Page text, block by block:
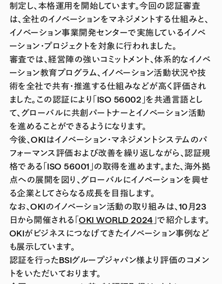
制定し、本格運用を開始しています。今回の認証審査
は、全社のイノベーションをマネジメントする仕組みと、
イノベーション事業開発センターで実施しているイノベ
ーション・プロジェクトを対象に行われました。
審査では、経営陣の強いコミットメント、体系的なイノベ
ーション教育プログラム、イノベーション活動状況や技
術を全社で共有・推進する仕組みなどが高く評価され
ました。この認証により「ISO 56002」を共通言語とし
て、グローバルに共創パートナーとイノベーション活動
を進めることができるようになります。
今後、OKIはイノベーション・マネジメントシステムのパ
フォーマンス評価および改善を繰り返しながら、認証規
格である「ISO 56001」の取得を進めます。また、海外拠
点への展開を図り、グローバルにイノベーションを興せ
る企業としてさらなる成長を目指します。
なお、OKIのイノベーション活動の取り組みは、10月23
日から開催される「OKI WORLD 2024 」で紹介します。
OKIがビジネスにつなげてきたイノベーション事例など
も展示しています。
認証を行ったBSIグループジャパン様より評価のコメン
トをいただいております。